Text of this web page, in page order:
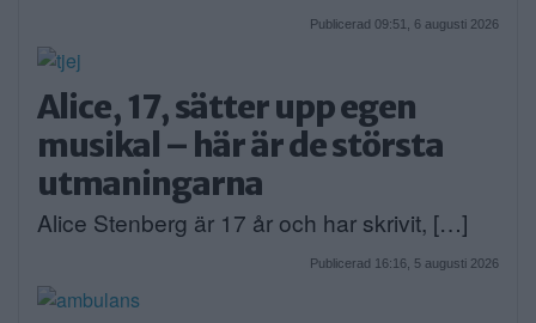
Publicerad 09:51, 6 augusti 2026
Alice, 17, sätter upp egen
musikal – här är de största
utmaningarna
Alice Stenberg är 17 år och har skrivit, […]
Publicerad 16:16, 5 augusti 2026